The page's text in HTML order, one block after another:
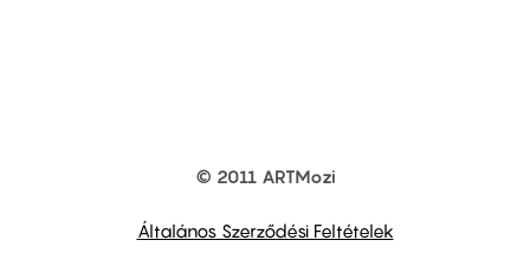
© 2011 ARTMozi
Általános Szerződési Feltételek